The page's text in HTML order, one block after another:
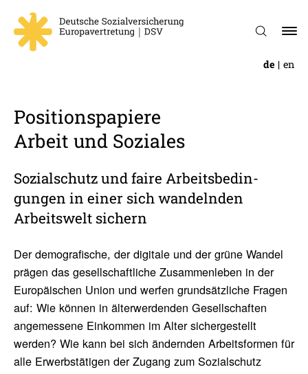
de en
Posi­ti­ons­pa­piere
Arbeit und Soziales
Sozi­al­schutz und faire Arbeits­be­din­
gungen in einer sich wandelnden
Arbeits­welt sichern
Der demografische, der digitale und der grüne Wandel
prägen das gesellschaftliche Zusammenleben in der
Europäischen Union und werfen grundsätzliche Fragen
auf: Wie können in älterwerdenden Gesellschaften
angemessene Einkommen im Alter sichergestellt
werden? Wie kann bei sich ändernden Arbeitsformen für
alle Erwerbstätigen der Zugang zum Sozialschutz